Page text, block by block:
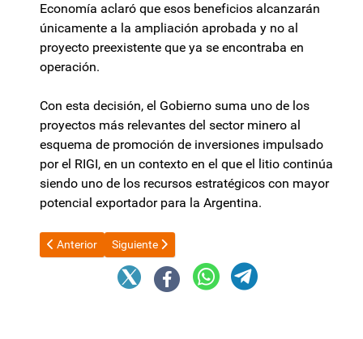
Economía aclaró que esos beneficios alcanzarán
únicamente a la ampliación aprobada y no al
proyecto preexistente que ya se encontraba en
operación.
Con esta decisión, el Gobierno suma uno de los
proyectos más relevantes del sector minero al
esquema de promoción de inversiones impulsado
por el RIGI, en un contexto en el que el litio continúa
siendo uno de los recursos estratégicos con mayor
potencial exportador para la Argentina.
Artículo anterior: El Senado dio media sanción al pago a
Anterior Artículo siguiente: La Argentina y Estados
Siguiente